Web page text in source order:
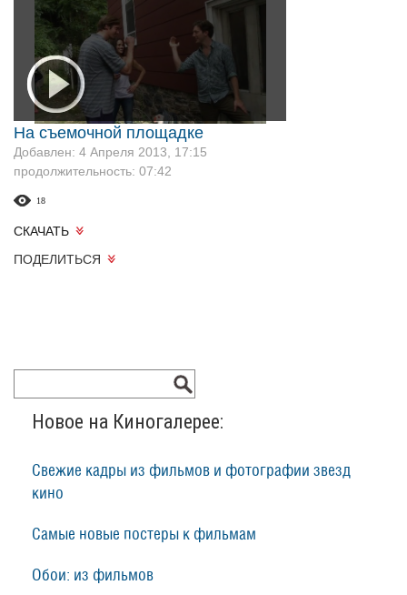
На съемочной площадке
Добавлен: 4 Апреля 2013, 17:15
продолжительность: 07:42
18
СКАЧАТЬ
ПОДЕЛИТЬСЯ
Новое на Киногалерее:
Свежие кадры из фильмов и фотографии звезд
кино
Самые новые постеры к фильмам
Обои: из фильмов